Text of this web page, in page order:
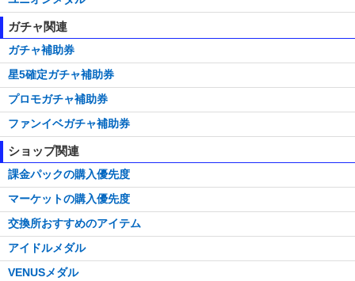
ガチャ関連
ガチャ補助券
星5確定ガチャ補助券
プロモガチャ補助券
ファンイベガチャ補助券
ショップ関連
課金パックの購入優先度
マーケットの購入優先度
交換所おすすめのアイテム
アイドルメダル
VENUSメダル